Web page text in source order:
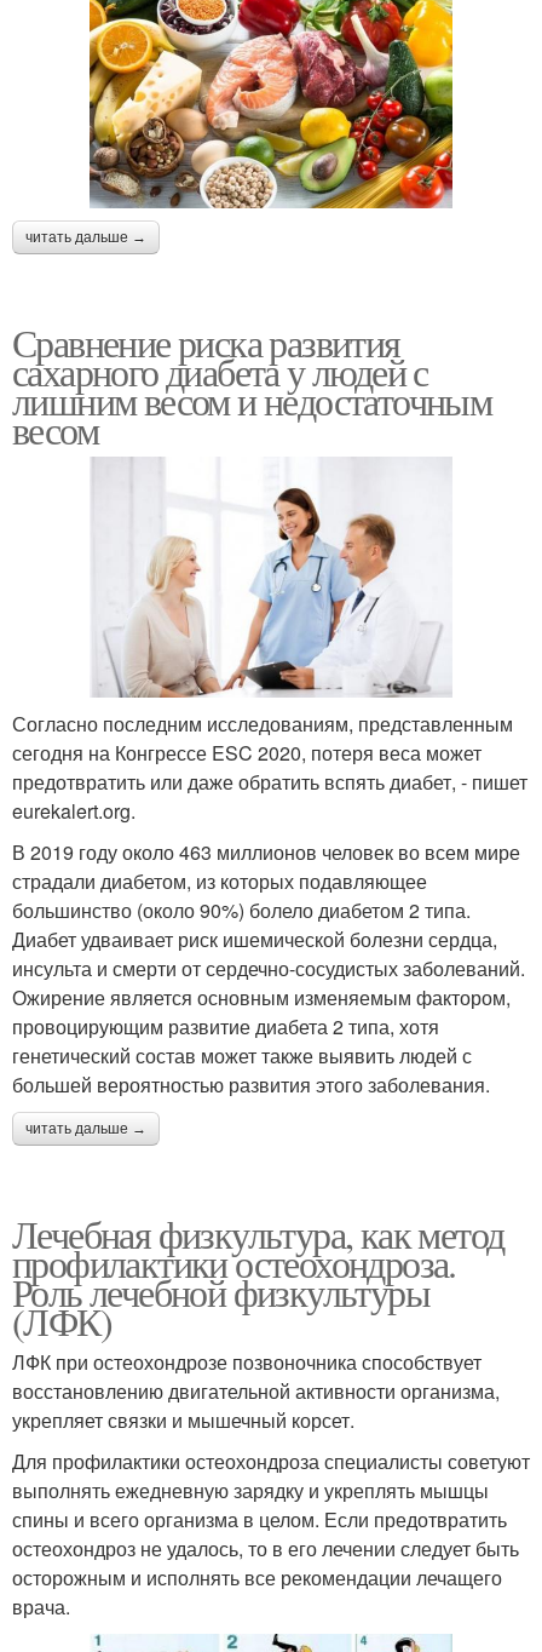
читать дальше →
Сравнение риска развития
сахарного диабета у людей с
лишним весом и недостаточным
весом
Согласно последним исследованиям, представленным
сегодня на Конгрессе ESC 2020, потеря веса может
предотвратить или даже обратить вспять диабет, - пишет
eurekalert.org.
В 2019 году около 463 миллионов человек во всем мире
страдали диабетом, из которых подавляющее
большинство (около 90%) болело диабетом 2 типа.
Диабет удваивает риск ишемической болезни сердца,
инсульта и смерти от сердечно-сосудистых заболеваний.
Ожирение является основным изменяемым фактором,
провоцирующим развитие диабета 2 типа, хотя
генетический состав может также выявить людей с
большей вероятностью развития этого заболевания.
читать дальше →
Лечебная физкультура, как метод
профилактики остеохондроза.
Роль лечебной физкультуры
(ЛФК)
ЛФК при остеохондрозе позвоночника способствует
восстановлению двигательной активности организма,
укрепляет связки и мышечный корсет.
Для профилактики остеохондроза специалисты советуют
выполнять ежедневную зарядку и укреплять мышцы
спины и всего организма в целом. Если предотвратить
остеохондроз не удалось, то в его лечении следует быть
осторожным и исполнять все рекомендации лечащего
врача.